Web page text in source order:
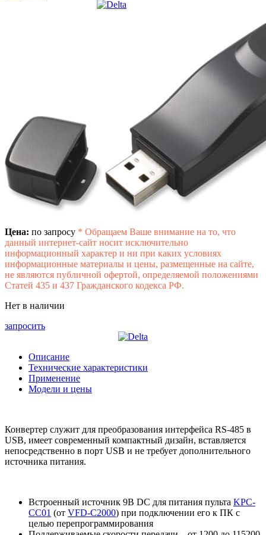
Цена: по запросу * Обращаем Ваше внимание на то, что
данный интернет-сайт носит исключительно
информационный характер и ни при каких условиях
информационные материалы и цены, размещенные на сайте,
не являются публичной офертой, определяемой положениями
Статей 435 и 437 Гражданского кодекса РФ.
Нет в наличии
запросить
Описание
Технические характеристики
Применение
Модели и цены
Конвертер служит для преобразования интерфейса RS-485 в
USB, имеет современный компактный дизайн, вставляется
непосредственно в порт USB и не требует дополнительного
источника питания.
Встроенный источник 9В DC для питания пульта KPC-
CC01 (от VFD-C2000) при подключении его к ПК с
целью перепрограммирования